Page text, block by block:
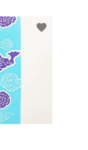
favorite